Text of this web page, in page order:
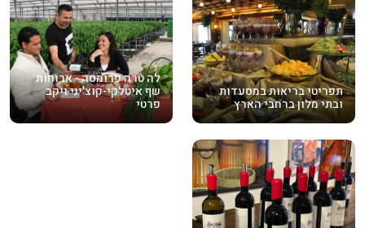
תפריטי בריאות במסעדות
ובתי מלון ברחבי הארץ
לה טרה פרומסה - ארוחות
שף איטלקי-קוצ'יני ויקב
פרטי